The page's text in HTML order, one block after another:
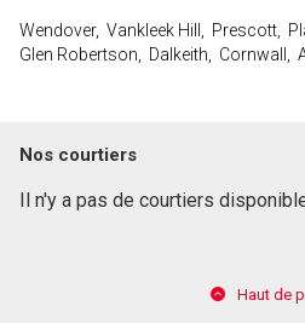
Wendover, Vankleek Hill, Prescott,
Glen Robertson, Dalkeith, Cornwall,
Nos courtiers
Il n'y a pas de courtiers
Haut de